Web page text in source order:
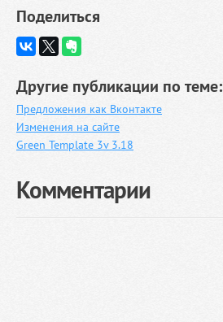
Поделиться
Другие публикации по теме:
Предложения как Вконтакте
Изменения на сайте
Green Template 3v 3.18
Комментарии